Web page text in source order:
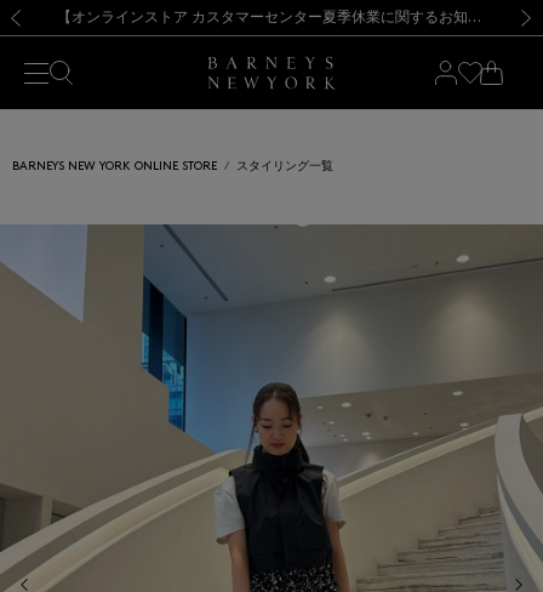
新規登録のお客様も対象！＜MY BARNEYS＞会員のお客様は11,000円（税込）以上のお買上げで常時送料無料！お買い物の際は会員登録を！
【夏季休業に伴う出荷一時停止のお知らせ】(2026.8.7) 【オンラインストア カスタマーセンター夏季休業に関するお知らせ】（2026.8.7）
【夏季休業に伴う返品・交換承り一時停止のお知らせ】（2026.8.5）
熊本県を中心とした地震の影響によるお荷物のお届けについて
【開催中】SUMMER SALEのご案内・ご注意事項 新規登録のお客様も対象！＜MY BARNEYS＞会員のお客様は11,000円（税込）以上のお買上げで常時送料無料！お買い物の際は会員登録を！
【夏季休業に伴う出荷一時停止のお知らせ】(2026.8.7)
BARNEYS NEW YORK ONLINE STORE スタイリング一覧
前の画像 次